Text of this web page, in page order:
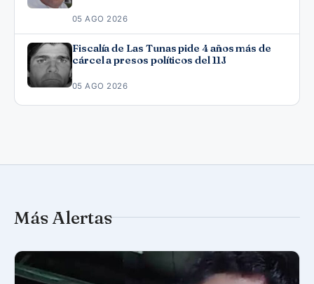
05 AGO 2026
Fiscalía de Las Tunas pide 4 años más de
cárcel a presos políticos del 11J
05 AGO 2026
Más Alertas